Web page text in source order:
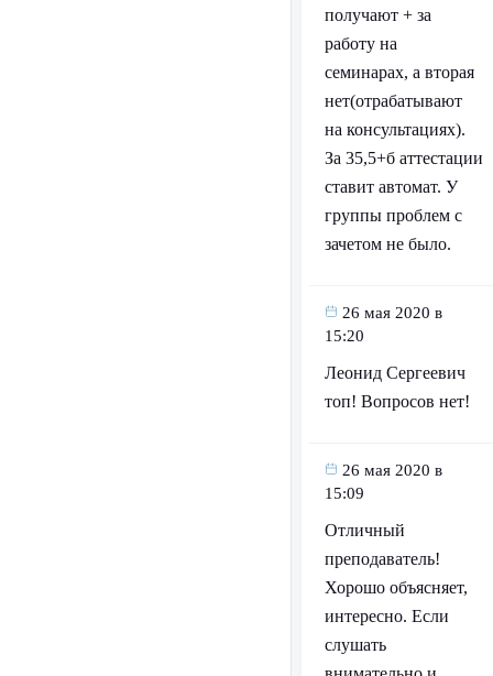
получают + за
работу на
семинарах, а вторая
нет(отрабатывают
на консультациях).
За 35,5+б аттестации
ставит автомат. У
группы проблем с
зачетом не было.
26 мая 2020 в
15:20
Леонид Сергеевич
топ! Вопросов нет!
26 мая 2020 в
15:09
Отличный
преподаватель!
Хорошо объясняет,
интересно. Если
слушать